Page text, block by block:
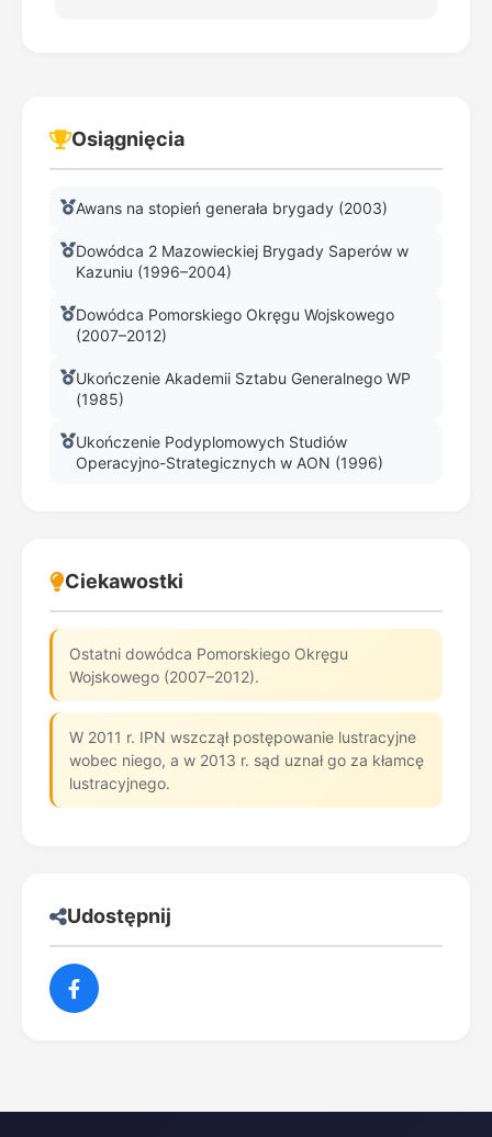
Osiągnięcia
Awans na stopień generała brygady (2003)
Dowódca 2 Mazowieckiej Brygady Saperów w
Kazuniu (1996–2004)
Dowódca Pomorskiego Okręgu Wojskowego
(2007–2012)
Ukończenie Akademii Sztabu Generalnego WP
(1985)
Ukończenie Podyplomowych Studiów
Operacyjno-Strategicznych w AON (1996)
Ciekawostki
Ostatni dowódca Pomorskiego Okręgu
Wojskowego (2007–2012).
W 2011 r. IPN wszczął postępowanie lustracyjne
wobec niego, a w 2013 r. sąd uznał go za kłamcę
lustracyjnego.
Udostępnij